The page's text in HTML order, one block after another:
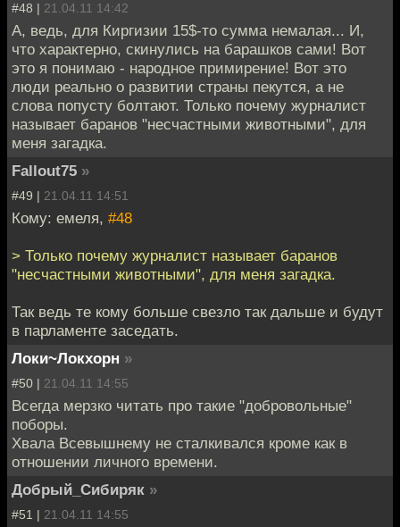
#48 | 21.04.11 14:42
А, ведь, для Киргизии 15$-то сумма немалая... И,
что характерно, скинулись на барашков сами! Вот
это я понимаю - народное примирение! Вот это
люди реально о развитии страны пекутся, а не
слова попусту болтают. Только почему журналист
называет баранов "несчастными животными", для
меня загадка.
Fallout75 »
#49 | 21.04.11 14:51
Кому: емеля, #48
> Только почему журналист называет баранов
"несчастными животными", для меня загадка.
Так ведь те кому больше свезло так дальше и будут
в парламенте заседать.
Локи~Локхорн »
#50 | 21.04.11 14:55
Всегда мерзко читать про такие "добровольные"
поборы.
Хвала Всевышнему не сталкивался кроме как в
отношении личного времени.
Добрый_Сибиряк »
#51 | 21.04.11 14:55